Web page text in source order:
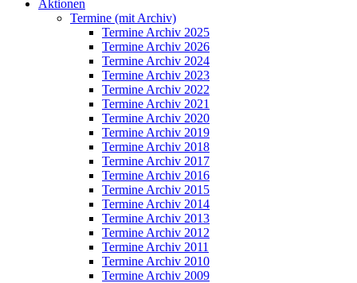
Aktionen
Termine (mit Archiv)
Termine Archiv 2025
Termine Archiv 2026
Termine Archiv 2024
Termine Archiv 2023
Termine Archiv 2022
Termine Archiv 2021
Termine Archiv 2020
Termine Archiv 2019
Termine Archiv 2018
Termine Archiv 2017
Termine Archiv 2016
Termine Archiv 2015
Termine Archiv 2014
Termine Archiv 2013
Termine Archiv 2012
Termine Archiv 2011
Termine Archiv 2010
Termine Archiv 2009